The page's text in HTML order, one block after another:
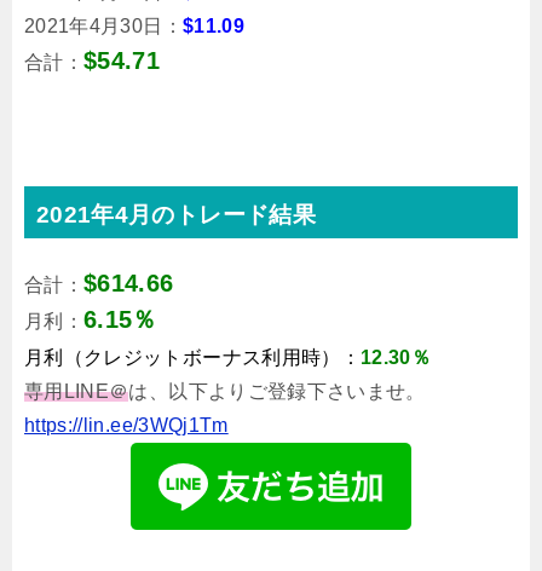
2021年4月30日： $11.09
合計：$54.71
2021年4月のトレード結果
合計：$614.66
月利：6.15％
月利（クレジットボーナス利用時）： 12.30％
専用LINE＠は、以下よりご登録下さいませ。
https://lin.ee/3WQj1Tm